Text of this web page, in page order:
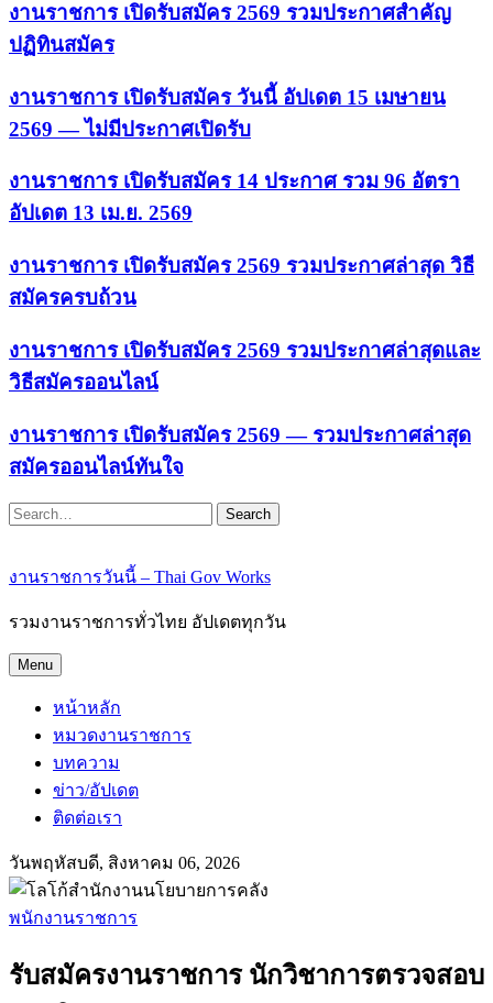
งานราชการ เปิดรับสมัคร 2569 รวมประกาศสำคัญ
ปฏิทินสมัคร
งานราชการ เปิดรับสมัคร วันนี้ อัปเดต 15 เมษายน
2569 — ไม่มีประกาศเปิดรับ
งานราชการ เปิดรับสมัคร 14 ประกาศ รวม 96 อัตรา
อัปเดต 13 เม.ย. 2569
งานราชการ เปิดรับสมัคร 2569 รวมประกาศล่าสุด วิธี
สมัครครบถ้วน
งานราชการ เปิดรับสมัคร 2569 รวมประกาศล่าสุดและ
วิธีสมัครออนไลน์
งานราชการ เปิดรับสมัคร 2569 — รวมประกาศล่าสุด
สมัครออนไลน์ทันใจ
Search
งานราชการวันนี้ – Thai Gov Works
รวมงานราชการทั่วไทย อัปเดตทุกวัน
Menu
หน้าหลัก
หมวดงานราชการ
บทความ
ข่าว/อัปเดต
ติดต่อเรา
วันพฤหัสบดี, สิงหาคม 06, 2026
พนักงานราชการ
รับสมัครงานราชการ นักวิชาการตรวจสอบ